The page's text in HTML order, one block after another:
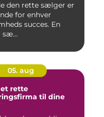
den rette sælger er
for enhver
succes. En
05. aug
rette
til dine